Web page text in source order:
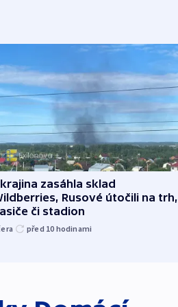
zasáhla sklad
Rusové útočili na trh,
či stadion
před 10 hodinami